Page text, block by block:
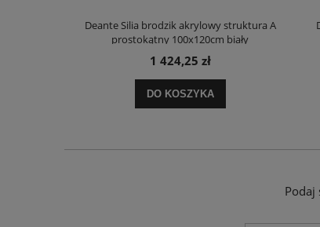
Deante Silia brodzik akrylowy struktura A
prostokątny 100x120cm biały
1 424,25 zł
DO KOSZYKA
Podaj